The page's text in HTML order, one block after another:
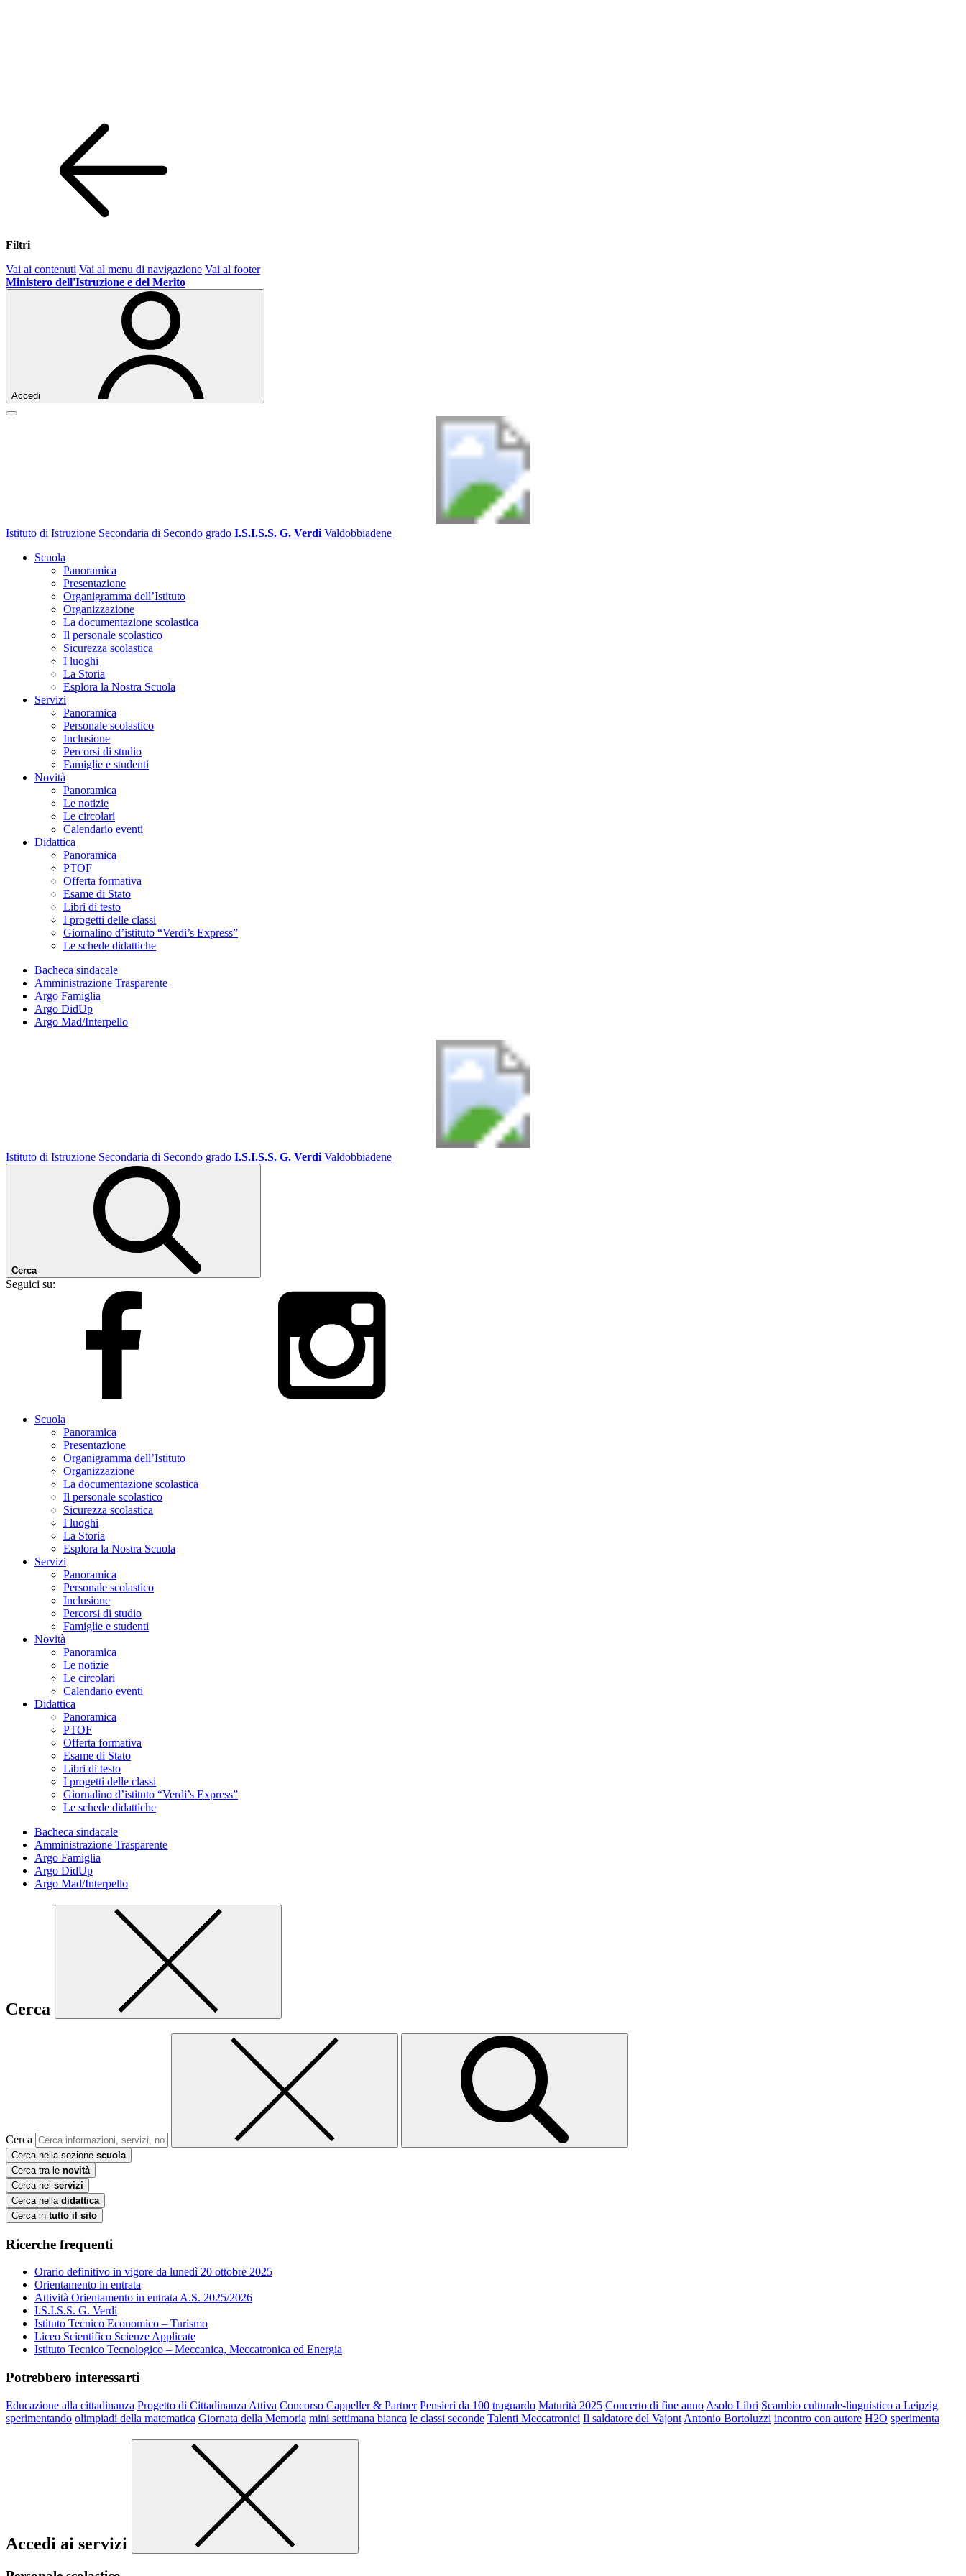
Filtri
Vai ai contenuti Vai al menu di navigazione Vai al footer
Ministero dell'Istruzione e del Merito
Accedi
Istituto di Istruzione Secondaria di Secondo grado I.S.I.S.S. G. Verdi Valdobbiadene
Scuola
Panoramica
Presentazione
Organigramma dell’Istituto
Organizzazione
La documentazione scolastica
Il personale scolastico
Sicurezza scolastica
I luoghi
La Storia
Esplora la Nostra Scuola
Servizi
Panoramica
Personale scolastico
Inclusione
Percorsi di studio
Famiglie e studenti
Novità
Panoramica
Le notizie
Le circolari
Calendario eventi
Didattica
Panoramica
PTOF
Offerta formativa
Esame di Stato
Libri di testo
I progetti delle classi
Giornalino d’istituto “Verdi’s Express”
Le schede didattiche
Bacheca sindacale
Amministrazione Trasparente
Argo Famiglia
Argo DidUp
Argo Mad/Interpello
Istituto di Istruzione Secondaria di Secondo grado I.S.I.S.S. G. Verdi Valdobbiadene
Cerca
Seguici su:
Scuola
Panoramica
Presentazione
Organigramma dell’Istituto
Organizzazione
La documentazione scolastica
Il personale scolastico
Sicurezza scolastica
I luoghi
La Storia
Esplora la Nostra Scuola
Servizi
Panoramica
Personale scolastico
Inclusione
Percorsi di studio
Famiglie e studenti
Novità
Panoramica
Le notizie
Le circolari
Calendario eventi
Didattica
Panoramica
PTOF
Offerta formativa
Esame di Stato
Libri di testo
I progetti delle classi
Giornalino d’istituto “Verdi’s Express”
Le schede didattiche
Bacheca sindacale
Amministrazione Trasparente
Argo Famiglia
Argo DidUp
Argo Mad/Interpello
Cerca
Cerca
Cerca nella sezione scuola
Cerca tra le novità
Cerca nei servizi
Cerca nella didattica
Cerca in tutto il sito
Ricerche frequenti
Orario definitivo in vigore da lunedì 20 ottobre 2025
Orientamento in entrata
Attività Orientamento in entrata A.S. 2025/2026
I.S.I.S.S. G. Verdi
Istituto Tecnico Economico – Turismo
Liceo Scientifico Scienze Applicate
Istituto Tecnico Tecnologico – Meccanica, Meccatronica ed Energia
Potrebbero interessarti
Educazione alla cittadinanza Progetto di Cittadinanza Attiva Concorso Cappeller & Partner Pensieri da 100 traguardo Maturità 2025 Concerto di fine anno Asolo Libri Scambio culturale-linguistico a Leipzig
sperimentando olimpiadi della matematica Giornata della Memoria mini settimana bianca le classi seconde Talenti Meccatronici Il saldatore del Vajont Antonio Bortoluzzi incontro con autore H2O sperimenta
Accedi ai servizi